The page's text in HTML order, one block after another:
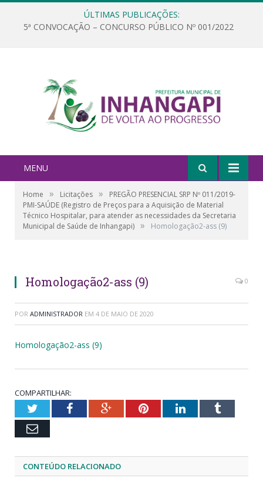
ÚLTIMAS PUBLICAÇÕES:
5ª CONVOCAÇÃO – CONCURSO PÚBLICO Nº 001/2022
MENU
Home » Licitações »
PREGÃO PRESENCIAL SRP Nº 011/2019-
PMI-SAÚDE (Registro de Preços para a Aquisição de Material
Técnico Hospitalar, para atender as necessidades da Secretaria
Municipal de Saúde de Inhangapi) » Homologação2-ass (9)
Homologação2-ass (9) 0
POR ADMINISTRADOR EM 4 DE MAIO DE 2020
Homologação2-ass (9)
COMPARTILHAR:
TwitterFacebookGoogle+PinterestLinkedInTumblr
Email
CONTEÚDO RELACIONADO